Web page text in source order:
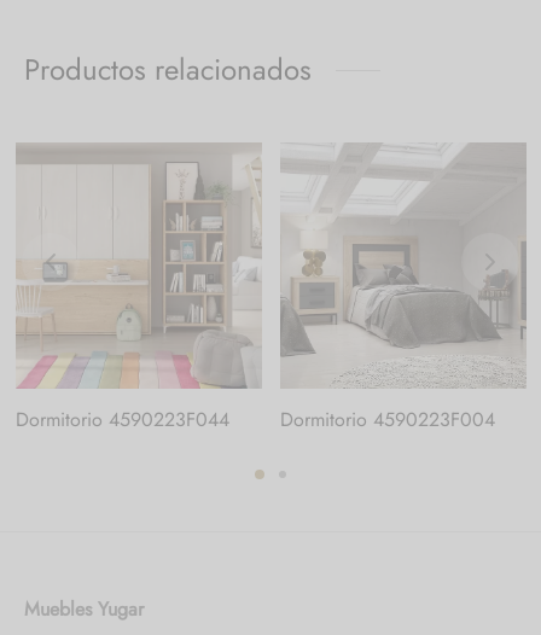
Productos relacionados
Dormitorio 4590223F044 Dormitorio 4590223F004
Muebles Yugar